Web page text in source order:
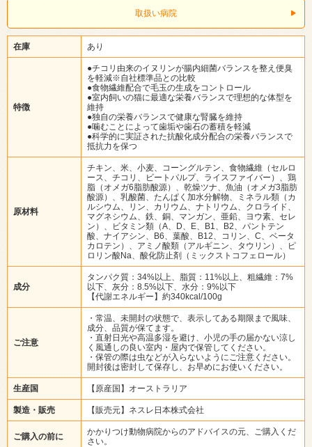
取扱い病院
在庫 あり
特徴
●チコリ由来のイヌリンが腸内細菌バランスを整え便臭
を軽減※自社標準品との比較
●食物繊維配合で毛玉の生成をコントロール
●室内飼いの猫に最適な栄養バランスで理想的な体型を
維持
●独自の栄養バランスで健康な腎臓を維持
●噛むことによって歯垢や歯石の蓄積を軽減
●科学的に実証された抗酸化成分配合の栄養バランスで
抵抗力を保つ
原材料
チキン、米、小麦、コーングルテン、食物繊維（セルロ
ース、チコリ、ビートパルプ、ライスファイバー）、鶏
脂（オメガ6脂肪酸源）、乾燥ツナ、魚油（オメガ3脂肪
酸源）、乳酸菌、たんぱく加水分解物、ミネラル類（カ
ルシウム、リン、カリウム、ナトリウム、クロライド、
マグネシウム、鉄、銅、マンガン、亜鉛、ヨウ素、セレ
ン）、ビタミン類（A、D、E、B1、B2、パントテン
酸、ナイアシン、B6、葉酸、B12、コリン、C、ベータ
カロテン）、アミノ酸類（アルギニン、タウリン）、ピ
ロリン酸Na、酸化防止剤（ミックストコフェロール）
成分
タンパク質：34%以上、脂質：11%以上、粗繊維：7%
以下、灰分：8.5%以下、水分：9%以下
【代謝エネルギー】約340kcal/100g
ご注意
・常温、未開封の状態で、表示してある期限まで風味、
成分、品質が保てます。
・直射日光や高温多湿を避け、小児の手の届かない涼し
く風通しの良い室内・屋内で保管してください。
・保管の際は虫などが入らないようにご注意ください。
開封後は密封して保存し、お早めにお使いください。
生産国 【原産国】オーストラリア
製造・販売 【販売元】ネスレ日本株式会社
ご購入の前に
かかりつけ動物病院からのアドバイスの元、ご購入くだ
さい。